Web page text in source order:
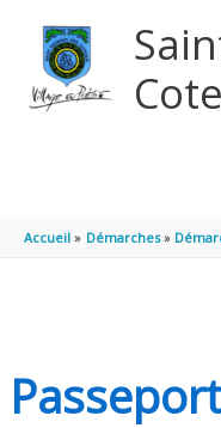
Accueil Démarches